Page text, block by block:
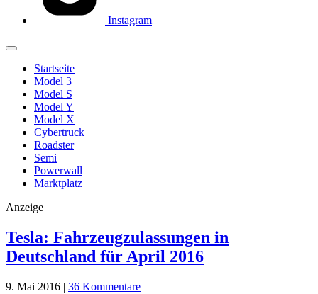
Instagram
Startseite
Model 3
Model S
Model Y
Model X
Cybertruck
Roadster
Semi
Powerwall
Marktplatz
Anzeige
Tesla: Fahrzeugzulassungen in
Deutschland für April 2016
9. Mai 2016 | 36 Kommentare